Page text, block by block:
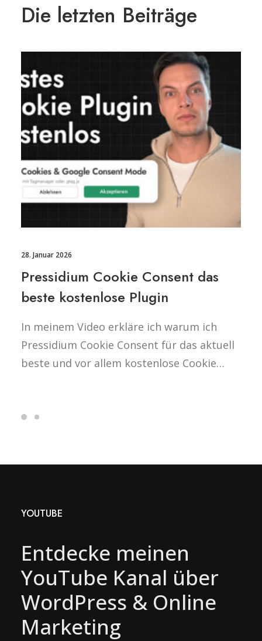
Die letzten Beiträge
28. Januar 2026
Pressidium Cookie Consent das
beste kostenlose Plugin
In meinem Video erkläre ich warum ich
Pressidium Cookie Consent für das aktuell
beste und vor allem kostenlose Cookie…
YOUTUBE
Entdecke meinen
YouTube Kanal über
WordPress & Online
Marketing